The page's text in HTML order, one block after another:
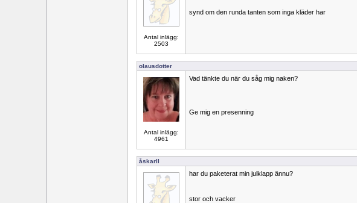
Antal inlägg:
2503
synd om den runda tanten som inga kläder har
olausdotter
Antal inlägg:
4961
Vad tänkte du när du såg mig naken?
Ge mig en presenning
åskarll
har du paketerat min julklapp ännu?
stor och vacker